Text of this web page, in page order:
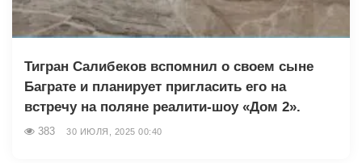
Тигран Салибеков вспомнил о своем сыне
Баграте и планирует пригласить его на
встречу на поляне реалити-шоу «Дом 2».
383 30 ИЮЛЯ, 2025 00:40